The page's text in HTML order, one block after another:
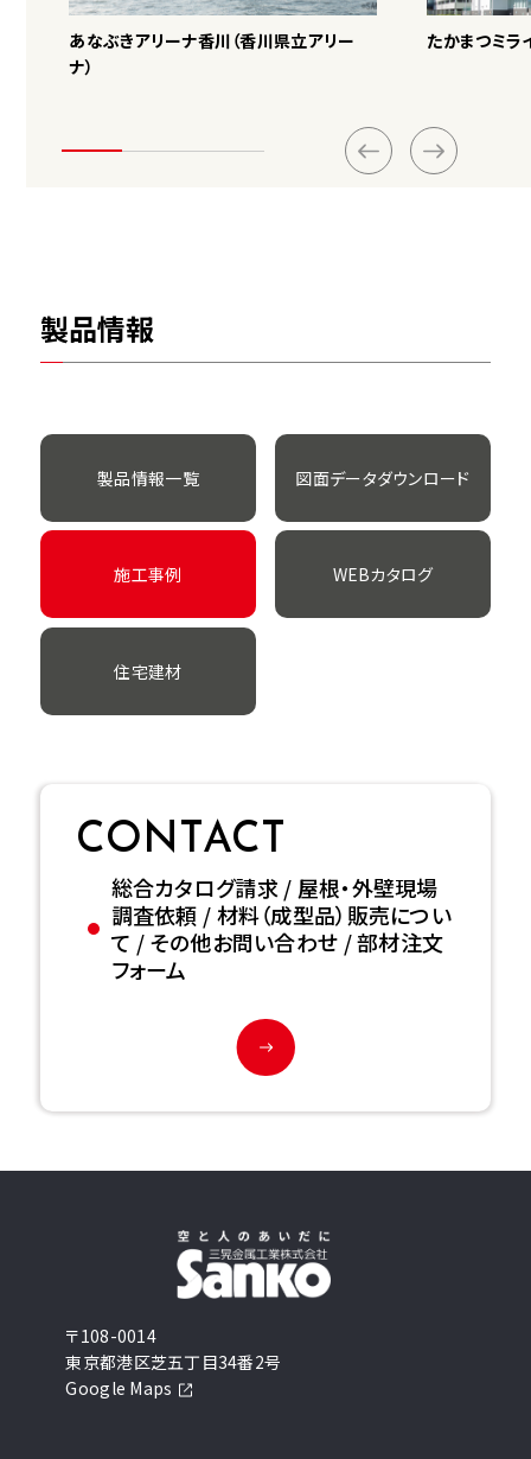
あなぶきアリーナ香川（香川県立アリー
ナ）
たかまつミラ
製品情報
製品情報一覧 図面データダウンロード
施工事例 WEBカタログ
住宅建材
CONTACT
総合カタログ請求 / 屋根・外壁現場
調査依頼 / 材料（成型品）販売につい
て / その他お問い合わせ / 部材注文
フォーム
〒108-0014
東京都港区芝五丁目34番2号
Google Maps